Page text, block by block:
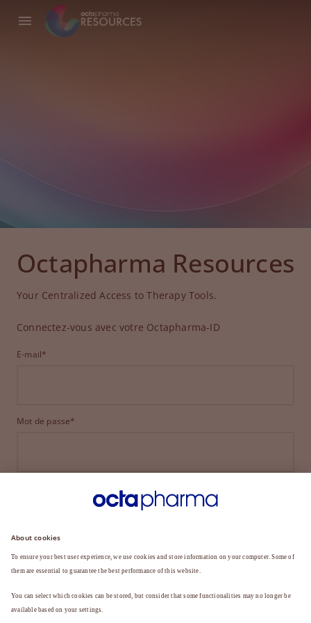
Octapharma Resources
Your Centralized Access to Therapy Tools.
Connectez-vous avec votre Octapharma-ID
E-mail*
Mot de passe*
CONNEXION
MOT DE PASSE OUBLIÉ ?
Vous n'êtes pas encore membre ?